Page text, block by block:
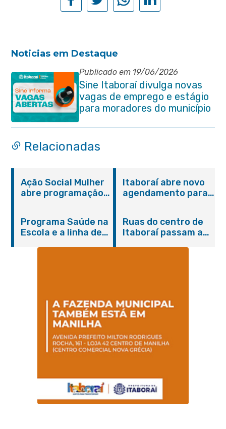
Noticias em Destaque
Publicado em 19/06/2026
Sine Itaboraí divulga novas
vagas de emprego e estágio
para moradores do município
Relacionadas
Ação Social Mulher
abre programação
serviços gratuitos e
orientações
Itaboraí abre novo
agendamento para
Programa Saúde na
Escola e a linha de
Magalhães Seabra
Ruas do centro de
Itaboraí passam a